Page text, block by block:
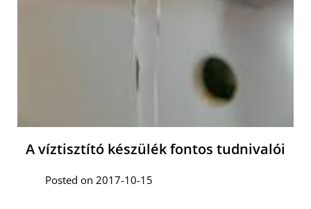
A víztisztító készülék fontos tudnivalói
Posted on 2017-10-15